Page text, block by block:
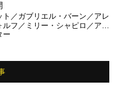
ト／ガブリエル・バーン／アレ
ルフ／ミリー・シャピロ／ア
か
ー